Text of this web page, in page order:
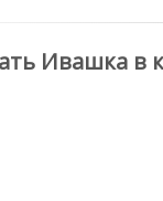
Ивашка в